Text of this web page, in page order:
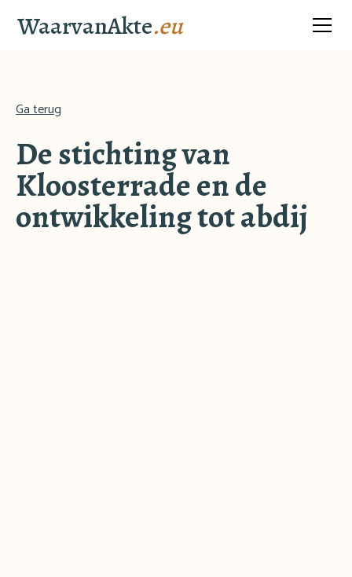
WaarvanAkte.eu
Ga terug
De stichting van
Kloosterrade en de
ontwikkeling tot abdij